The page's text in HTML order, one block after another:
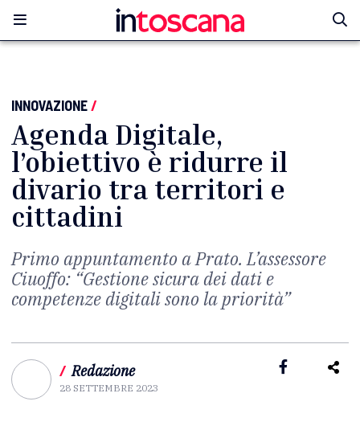
INNOVAZIONE/
Agenda Digitale,
l’obiettivo è ridurre il
divario tra territori e
cittadini
Primo appuntamento a Prato. L’assessore
Ciuoffo: “Gestione sicura dei dati e
competenze digitali sono la priorità”
/ Redazione
28 SETTEMBRE 2023